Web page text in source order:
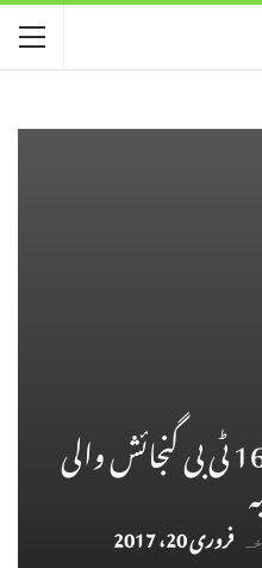
سی گیٹ کا 2018 تک 16 ٹی بی گنجائش والی
فروری 20، 2017